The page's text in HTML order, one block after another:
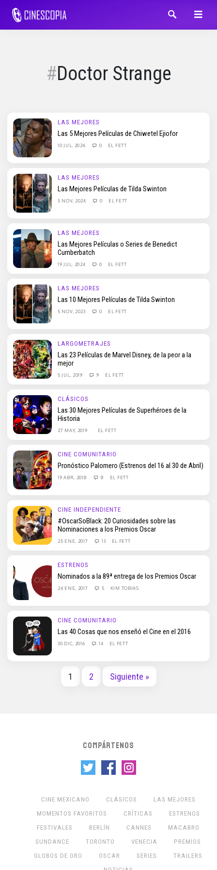
Doctor Strange
LAS MEJORES
Las 5 Mejores Películas de Chiwetel Ejiofor
10 JUL, 2026 0 EL FETT
LAS MEJORES
Las Mejores Películas de Tilda Swinton
5 NOV, 2024 0 EL FETT
LAS MEJORES
Las Mejores Películas o Series de Benedict
Cumberbatch
19 JUL, 2024 0 EL FETT
LAS MEJORES
Las 10 Mejores Películas de Tilda Swinton
5 NOV, 2023 0 EL FETT
LARGOMETRAJES
Las 23 Películas de Marvel Disney, de la peor a la
mejor
5 JUL, 2019 9 EL FETT
CLÁSICOS
Las 30 Mejores Películas de Superhéroes de la
Historia
27 MAY, 2019 EL FETT
CINE COMUNITARIO
Pronóstico Palomero (Estrenos del 16 al 30 de Abril)
19 ABR, 2018 8 EL FETT
CINE INDEPENDIENTE
#OscarSoBlack: 20 Curiosidades sobre las
Nominaciones a los Premios Oscar
25 ENE, 2017 13 EL FETT
ESTRENOS
Nominados a la 89ª entrega de los Premios Oscar
24 ENE, 2017 5 KIM TOBIAS
CINE COMUNITARIO
Las 40 Cosas que nos enseñó el Cine en el 2016
30 DIC, 2016 14 EL FETT
1 2 Siguiente »
COMPÁRTENOS
CINE MEXICANO CLÁSICOS
LAS MEJORES
MOMENTOS FAVORITOS
CRÍTICAS
ESTRENOS
FESTIVALES
BERLÍN CANNES
MACABRO
SUNDANCE
TORONTO VENECIA
PREMIOS
GLOBOS DE ORO
OSCAR SERIES
TRAILERS